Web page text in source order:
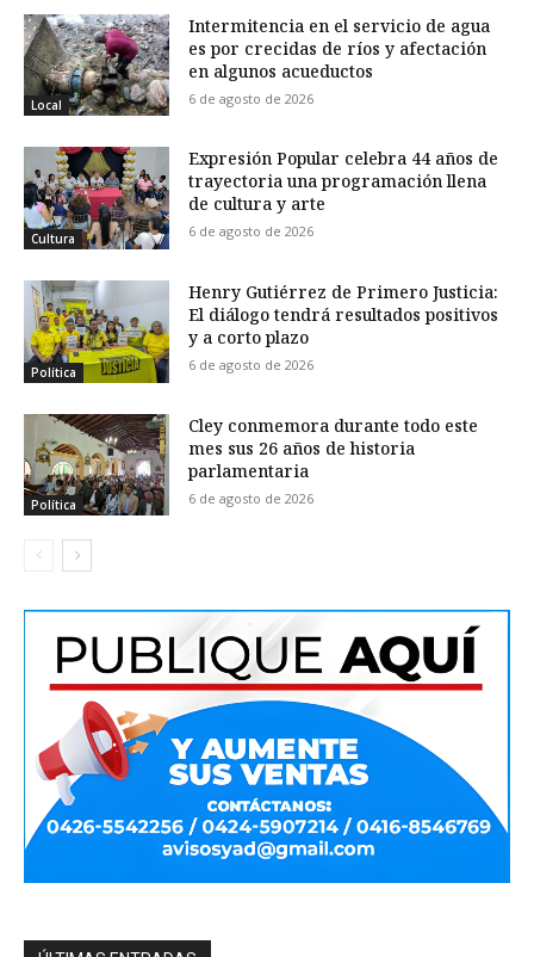
Local
Intermitencia en el servicio de agua
es por crecidas de ríos y afectación
en algunos acueductos
6 de agosto de 2026
Cultura
Expresión Popular celebra 44 años de
trayectoria una programación llena
de cultura y arte
6 de agosto de 2026
Política
Henry Gutiérrez de Primero Justicia:
El diálogo tendrá resultados positivos
y a corto plazo
6 de agosto de 2026
Política
Cley conmemora durante todo este
mes sus 26 años de historia
parlamentaria
6 de agosto de 2026